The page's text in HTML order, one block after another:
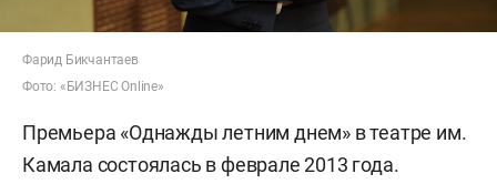
Фарид Бикчантаев
Фото: «БИЗНЕС Online»
Премьера «Однажды летним днем» в театре им.
Камала состоялась в феврале 2013 года.